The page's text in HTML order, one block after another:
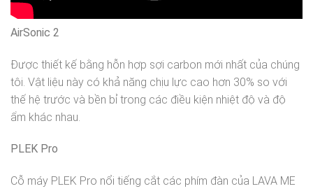
AirSonic 2
Được thiết kế bằng hỗn hợp sợi carbon mới nhất của chúng
tôi. Vật liệu này có khả năng chịu lực cao hơn 30% so với
thế hệ trước và bền bỉ trong các điều kiện nhiệt độ và độ
ẩm khác nhau.
PLEK Pro
Cỗ máy PLEK Pro nổi tiếng cắt các phím đàn của LAVA ME